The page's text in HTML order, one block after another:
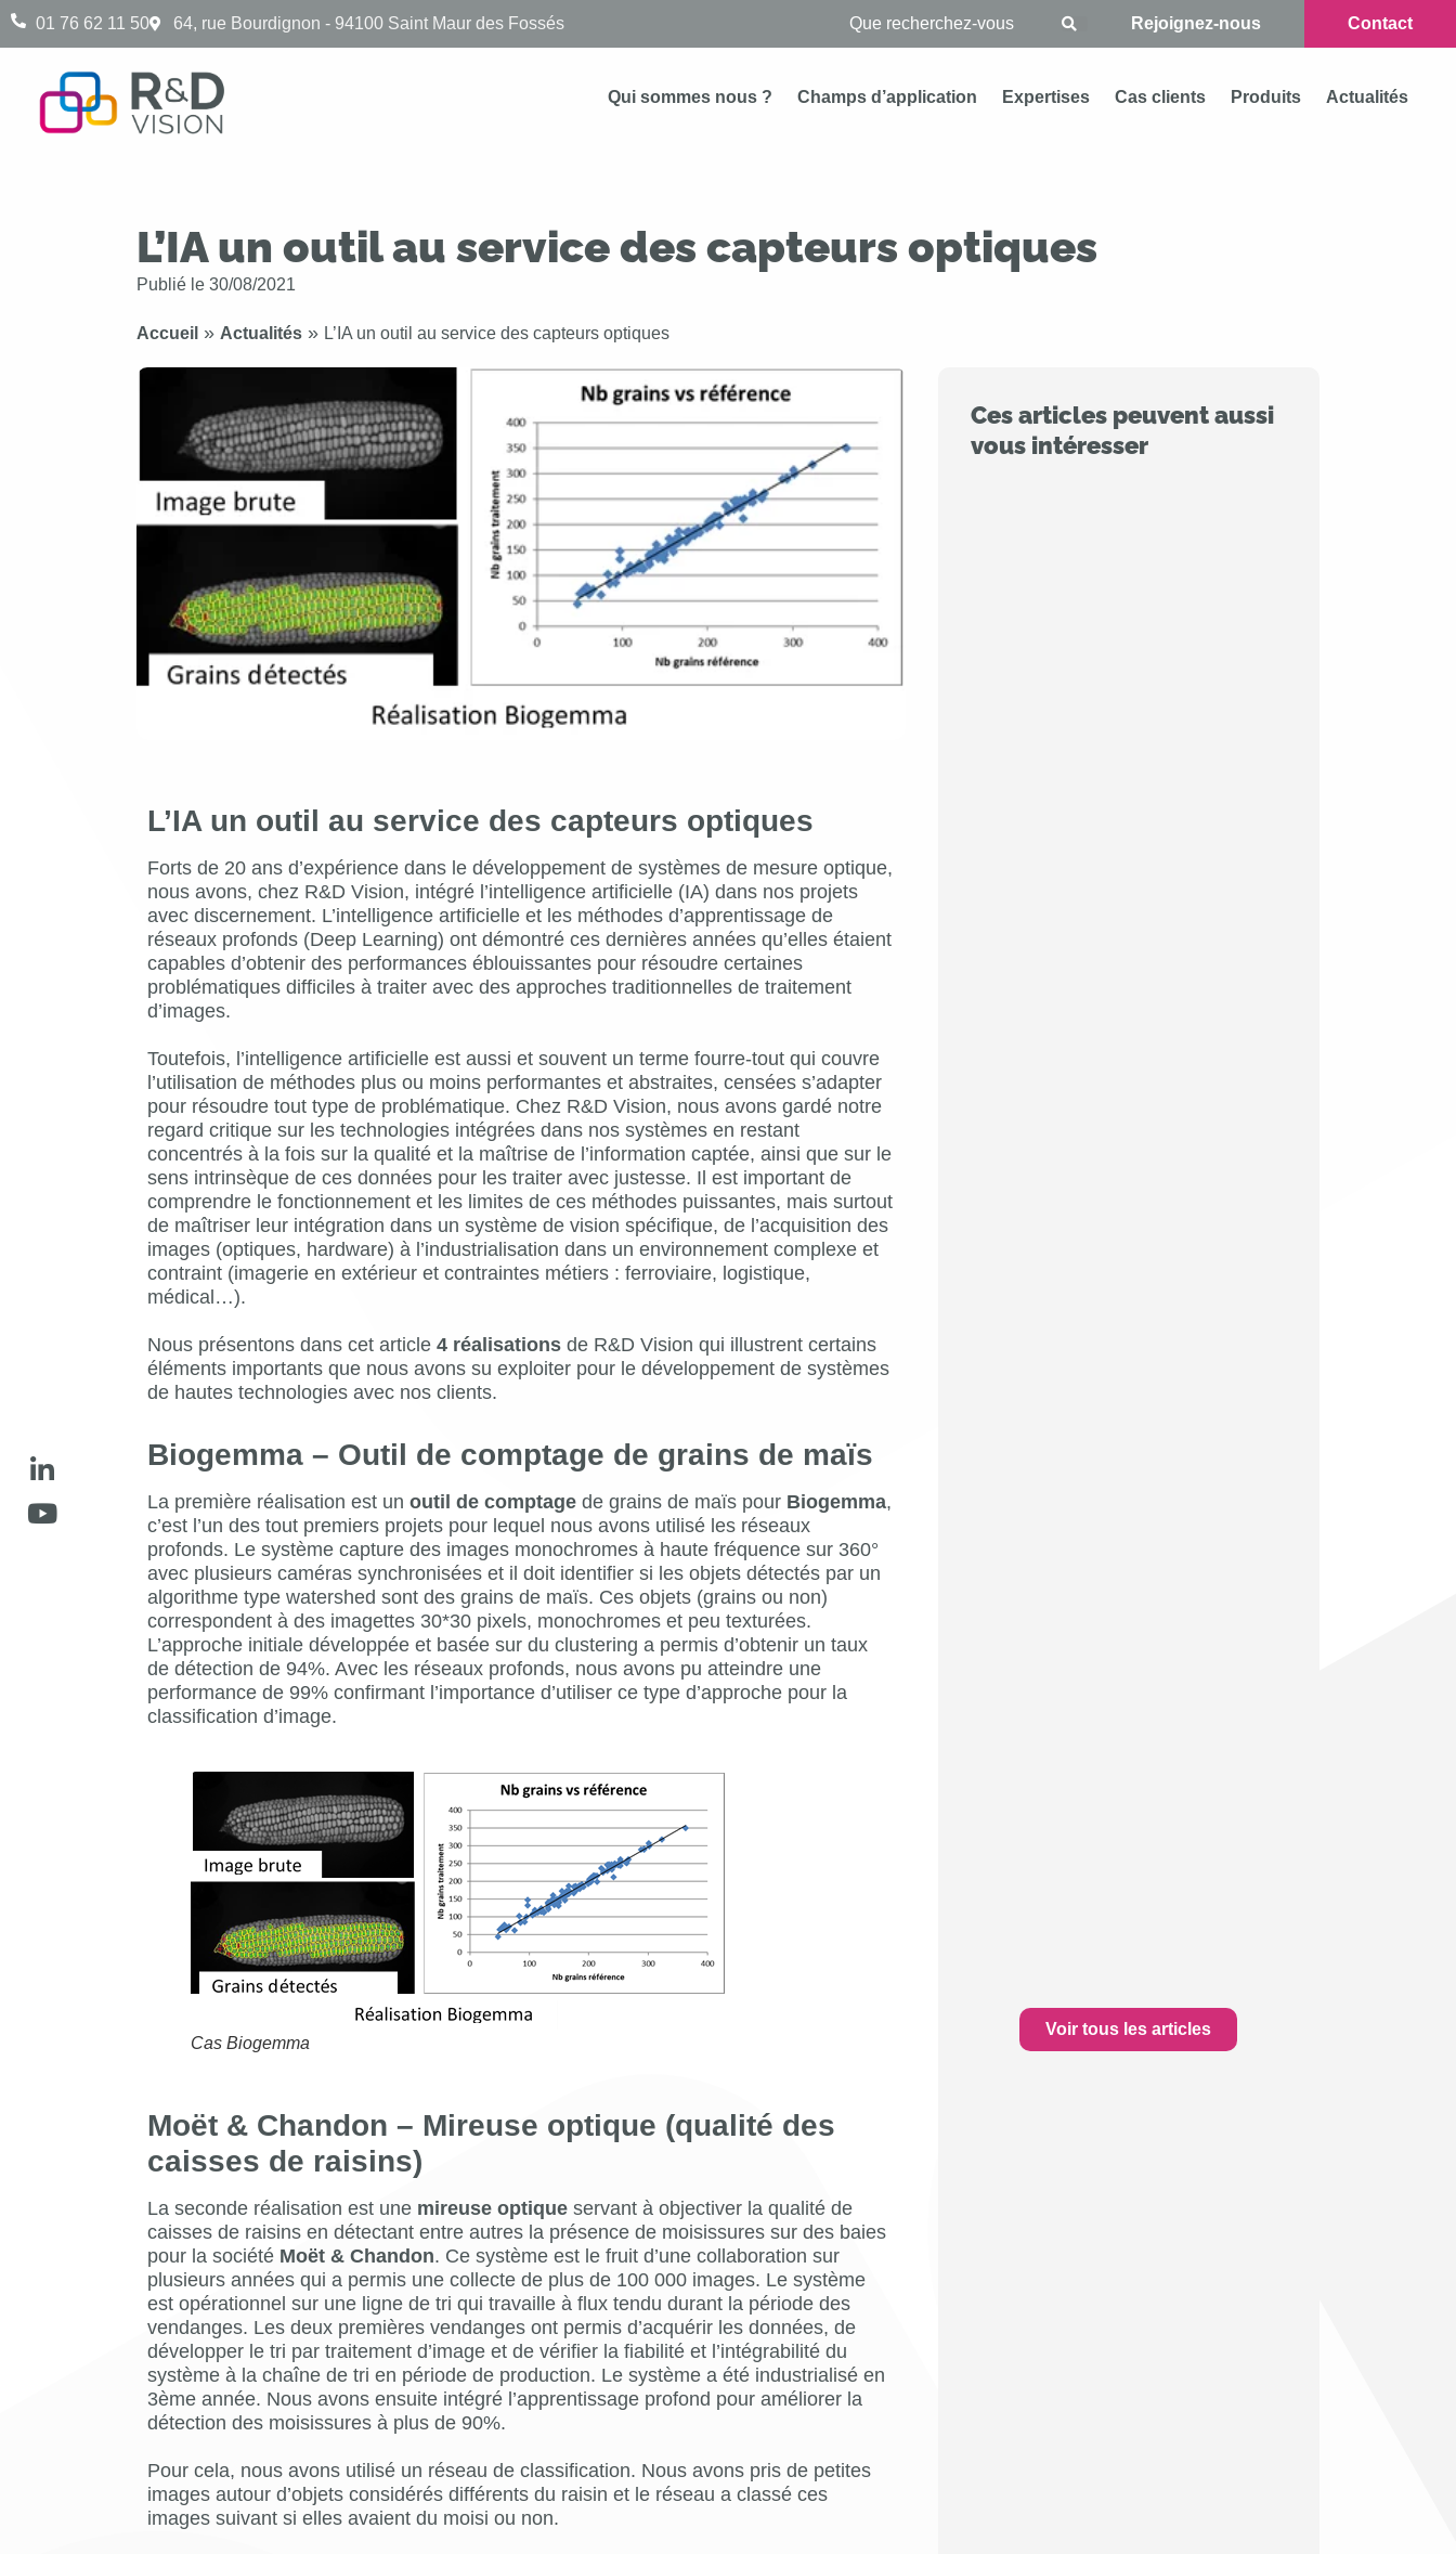
01 76 62 11 50 64, rue Bourdignon - 94100 Saint Maur des Fossés Rejoignez-nous Contact
Qui sommes nous ? Champs d’application Expertises Cas clients Produits Actualités
L’IA un outil au service des capteurs optiques
Publié le 30/08/2021
Accueil » Actualités » L’IA un outil au service des capteurs optiques
L’IA un outil au service des capteurs optiques
Forts de 20 ans d’expérience dans le développement de systèmes de mesure optique,
nous avons, chez R&D Vision, intégré l’intelligence artificielle (IA) dans nos projets
avec discernement. L’intelligence artificielle et les méthodes d’apprentissage de
réseaux profonds (Deep Learning) ont démontré ces dernières années qu’elles étaient
capables d’obtenir des performances éblouissantes pour résoudre certaines
problématiques difficiles à traiter avec des approches traditionnelles de traitement
d’images.
Toutefois, l’intelligence artificielle est aussi et souvent un terme fourre-tout qui couvre
l’utilisation de méthodes plus ou moins performantes et abstraites, censées s’adapter
pour résoudre tout type de problématique. Chez R&D Vision, nous avons gardé notre
regard critique sur les technologies intégrées dans nos systèmes en restant
concentrés à la fois sur la qualité et la maîtrise de l’information captée, ainsi que sur le
sens intrinsèque de ces données pour les traiter avec justesse. Il est important de
comprendre le fonctionnement et les limites de ces méthodes puissantes, mais surtout
de maîtriser leur intégration dans un système de vision spécifique, de l’acquisition des
images (optiques, hardware) à l’industrialisation dans un environnement complexe et
contraint (imagerie en extérieur et contraintes métiers : ferroviaire, logistique,
médical…).
Nous présentons dans cet article 4 réalisations de R&D Vision qui illustrent certains
éléments importants que nous avons su exploiter pour le développement de systèmes
de hautes technologies avec nos clients.
Biogemma – Outil de comptage de grains de maïs
La première réalisation est un outil de comptage de grains de maïs pour Biogemma,
c’est l’un des tout premiers projets pour lequel nous avons utilisé les réseaux
profonds. Le système capture des images monochromes à haute fréquence sur 360°
avec plusieurs caméras synchronisées et il doit identifier si les objets détectés par un
algorithme type watershed sont des grains de maïs. Ces objets (grains ou non)
correspondent à des imagettes 30*30 pixels, monochromes et peu texturées.
L’approche initiale développée et basée sur du clustering a permis d’obtenir un taux
de détection de 94%. Avec les réseaux profonds, nous avons pu atteindre une
performance de 99% confirmant l’importance d’utiliser ce type d’approche pour la
classification d’image.
Cas Biogemma
Moët & Chandon – Mireuse optique (qualité des
caisses de raisins)
La seconde réalisation est une mireuse optique servant à objectiver la qualité de
caisses de raisins en détectant entre autres la présence de moisissures sur des baies
pour la société Moët & Chandon. Ce système est le fruit d’une collaboration sur
plusieurs années qui a permis une collecte de plus de 100 000 images. Le système
est opérationnel sur une ligne de tri qui travaille à flux tendu durant la période des
vendanges. Les deux premières vendanges ont permis d’acquérir les données, de
développer le tri par traitement d’image et de vérifier la fiabilité et l’intégrabilité du
système à la chaîne de tri en période de production. Le système a été industrialisé en
3ème année. Nous avons ensuite intégré l’apprentissage profond pour améliorer la
détection des moisissures à plus de 90%.
Pour cela, nous avons utilisé un réseau de classification. Nous avons pris de petites
images autour d’objets considérés différents du raisin et le réseau a classé ces
images suivant si elles avaient du moisi ou non.
Ces articles peuvent aussi
vous intéresser
Voir tous les articles